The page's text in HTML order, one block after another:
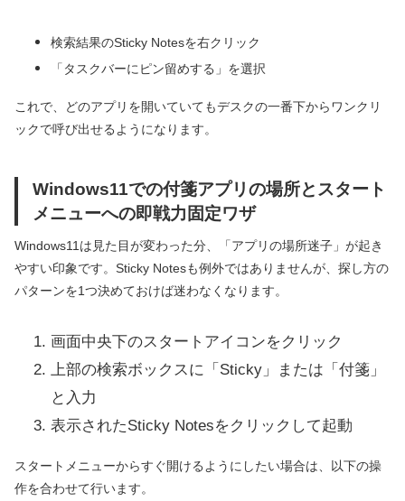
検索結果のSticky Notesを右クリック
「タスクバーにピン留めする」を選択
これで、どのアプリを開いていてもデスクの一番下からワンクリ
ックで呼び出せるようになります。
Windows11での付箋アプリの場所とスタート
メニューへの即戦力固定ワザ
Windows11は見た目が変わった分、「アプリの場所迷子」が起き
やすい印象です。Sticky Notesも例外ではありませんが、探し方の
パターンを1つ決めておけば迷わなくなります。
画面中央下のスタートアイコンをクリック
上部の検索ボックスに「Sticky」または「付箋」
と入力
表示されたSticky Notesをクリックして起動
スタートメニューからすぐ開けるようにしたい場合は、以下の操
作を合わせて行います。